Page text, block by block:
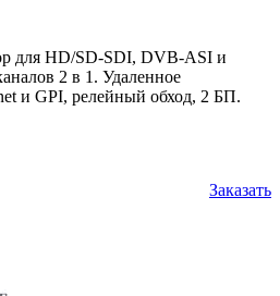
для HD/SD-SDI, DVB-ASI и
2 в 1. Удаленное
и GPI, релейный обход, 2 БП.
Заказать